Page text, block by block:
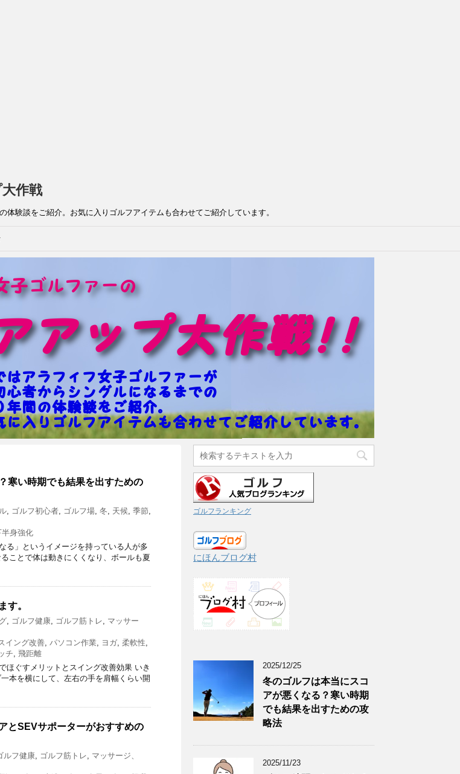
作戦
験談をご紹介。お気に入りゴルフアイテムも合わせてご紹介しています。
寒い時期でも結果を出すための
, ゴルフ初心者, ゴルフ場, 冬, 天候, 季節,
身強化
る」というイメージを持っている人が多
ことで体は動きにくくなり、ボールも夏
す。
, ゴルフ健康, ゴルフ筋トレ, マッサー
イング改善, パソコン作業, ヨガ, 柔軟性,
チ, 飛距離
ほぐすメリットとスイング改善効果 いき
本を横にして、左右の手を肩幅くらい開
とSEVサポーターがおすすめの
ルフ健康, ゴルフ筋トレ, マッサージ、
ゴルフランキング
にほんブログ村
2025/12/25
冬のゴルフは本当にスコ
アが悪くなる？寒い時期
でも結果を出すための攻
略法
2025/11/23